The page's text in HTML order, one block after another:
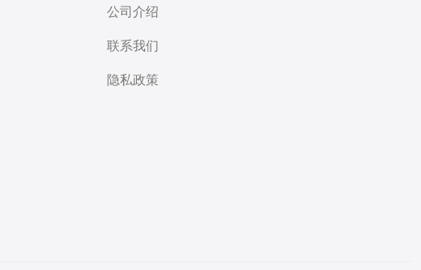
公司介绍
联系我们
隐私政策